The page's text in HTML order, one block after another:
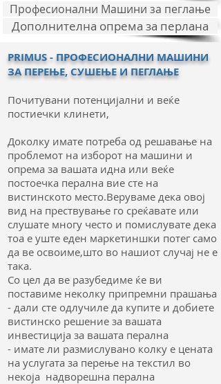
Професионални Машини за пеглање
Дополнителна опрема за перлана
PRIMUS - ПРОФЕСИОНАЛНИ МАШИНИ
ЗА ПЕРЕЊЕ, СУШЕЊЕ И ПЕГЛАЊЕ
Почитувани потенцијални и веќе
постиечки клинети,
Доколку имате потреба од решавање на
проблемот на изборот на машини и
опрема за вашата идна или веќе
постоечка перална вие сте на
вистинското место.Веруваме дека овој
вид на прествување го среќавате или
слушате многу често и помислувате дека
тоа е уште еден маркетиншки потег само
да ве освоиме,што во нашиот случај не е
така.
Со цел да ве разубедиме ќе ви
поставиме неколку припремни прашања
- дали сте одлучиле да купите и добиете
вистинско решение за вашата
инвестиција за вашата перална
- имате ли размислувано колку е цената
на услугата за перење на текстил во
некоја надворешна перална